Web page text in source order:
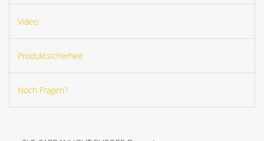
Video
Produktsicherheit
Noch Fragen?